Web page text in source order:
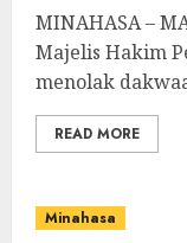
MINAHASA –
Majelis Hakim
menolak
READ MORE
Minahasa